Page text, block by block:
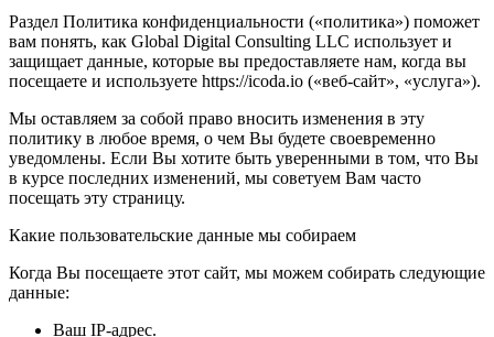
Раздел Политика конфиденциальности («политика») поможет
вам понять, как Global Digital Consulting LLC использует и
защищает данные, которые вы предоставляете нам, когда вы
посещаете и используете https://icoda.io («веб-сайт», «услуга»).
Мы оставляем за собой право вносить изменения в эту
политику в любое время, о чем Вы будете своевременно
уведомлены. Если Вы хотите быть уверенными в том, что Вы
в курсе последних изменений, мы советуем Вам часто
посещать эту страницу.
Какие пользовательские данные мы собираем
Когда Вы посещаете этот сайт, мы можем собирать следующие
данные:
Ваш IP-адрес.